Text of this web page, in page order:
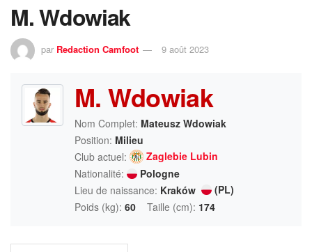
M. Wdowiak
par Redaction Camfoot 9 août 2023
M. Wdowiak
Nom Complet: Mateusz Wdowiak
Position: Milieu
Club actuel:
Zaglebie Lubin
Nationalité:
Pologne
Lieu de naissance: Kraków
(PL)
Poids (kg): 60 Taille (cm): 174